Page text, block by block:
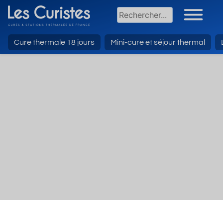
Cure thermale 18 jours Mini-cure et séjour thermal